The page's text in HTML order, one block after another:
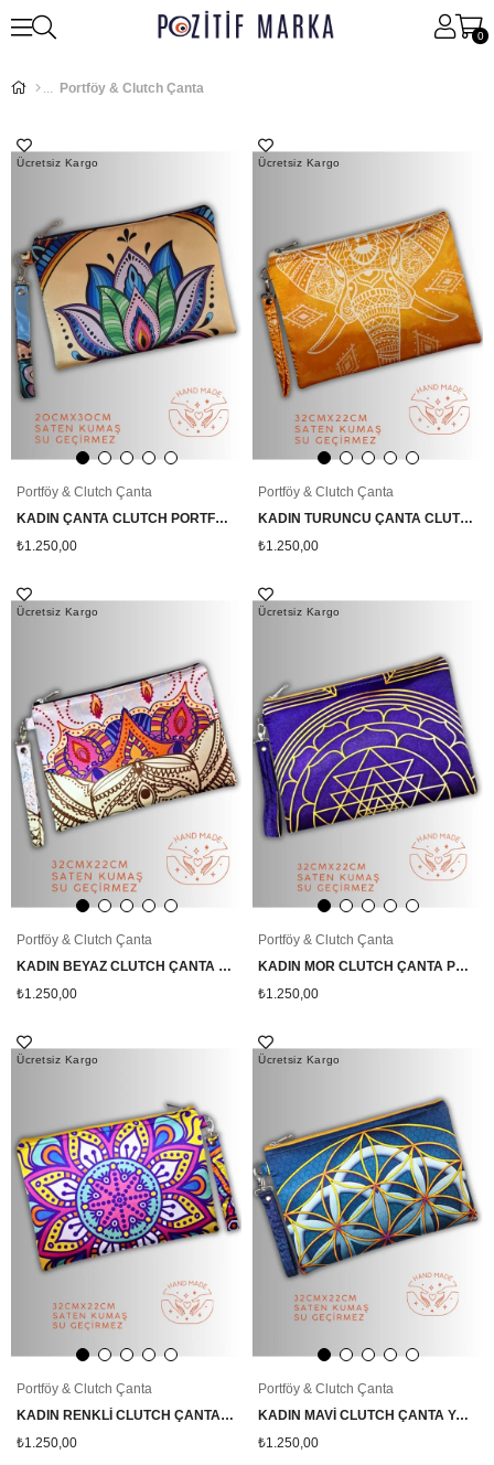
0
Portföy & Clutch Çanta
Portföy & Clutch Çanta
KADIN ÇANTA CLUTCH PORTFÖY ÇANTA LOTUS ÇİÇEK SEMBOL DESENLİ
₺1.250,00
Ücretsiz Kargo
Portföy & Clutch Çanta
KADIN TURUNCU ÇANTA CLUTCH PORTFÖY FİL DESENLİ
₺1.250,00
Ücretsiz Kargo
Portföy & Clutch Çanta
KADIN BEYAZ CLUTCH ÇANTA PORTFÖY FİL DESENLİ
₺1.250,00
Ücretsiz Kargo
Portföy & Clutch Çanta
KADIN MOR CLUTCH ÇANTA PORTFÖY YANTRA SEMBOL DESENLİ
₺1.250,00
Ücretsiz Kargo
Portföy & Clutch Çanta
KADIN RENKLİ CLUTCH ÇANTA PORTFÖY ÇİÇEK MANDALA DESENLİ
₺1.250,00
Ücretsiz Kargo
Portföy & Clutch Çanta
KADIN MAVİ CLUTCH ÇANTA YAŞAM ÇİÇEĞİ SEMBOL DESENLİ
₺1.250,00
Ücretsiz Kargo